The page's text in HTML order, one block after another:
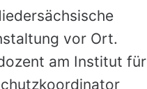
vor Ort.
am Institut für